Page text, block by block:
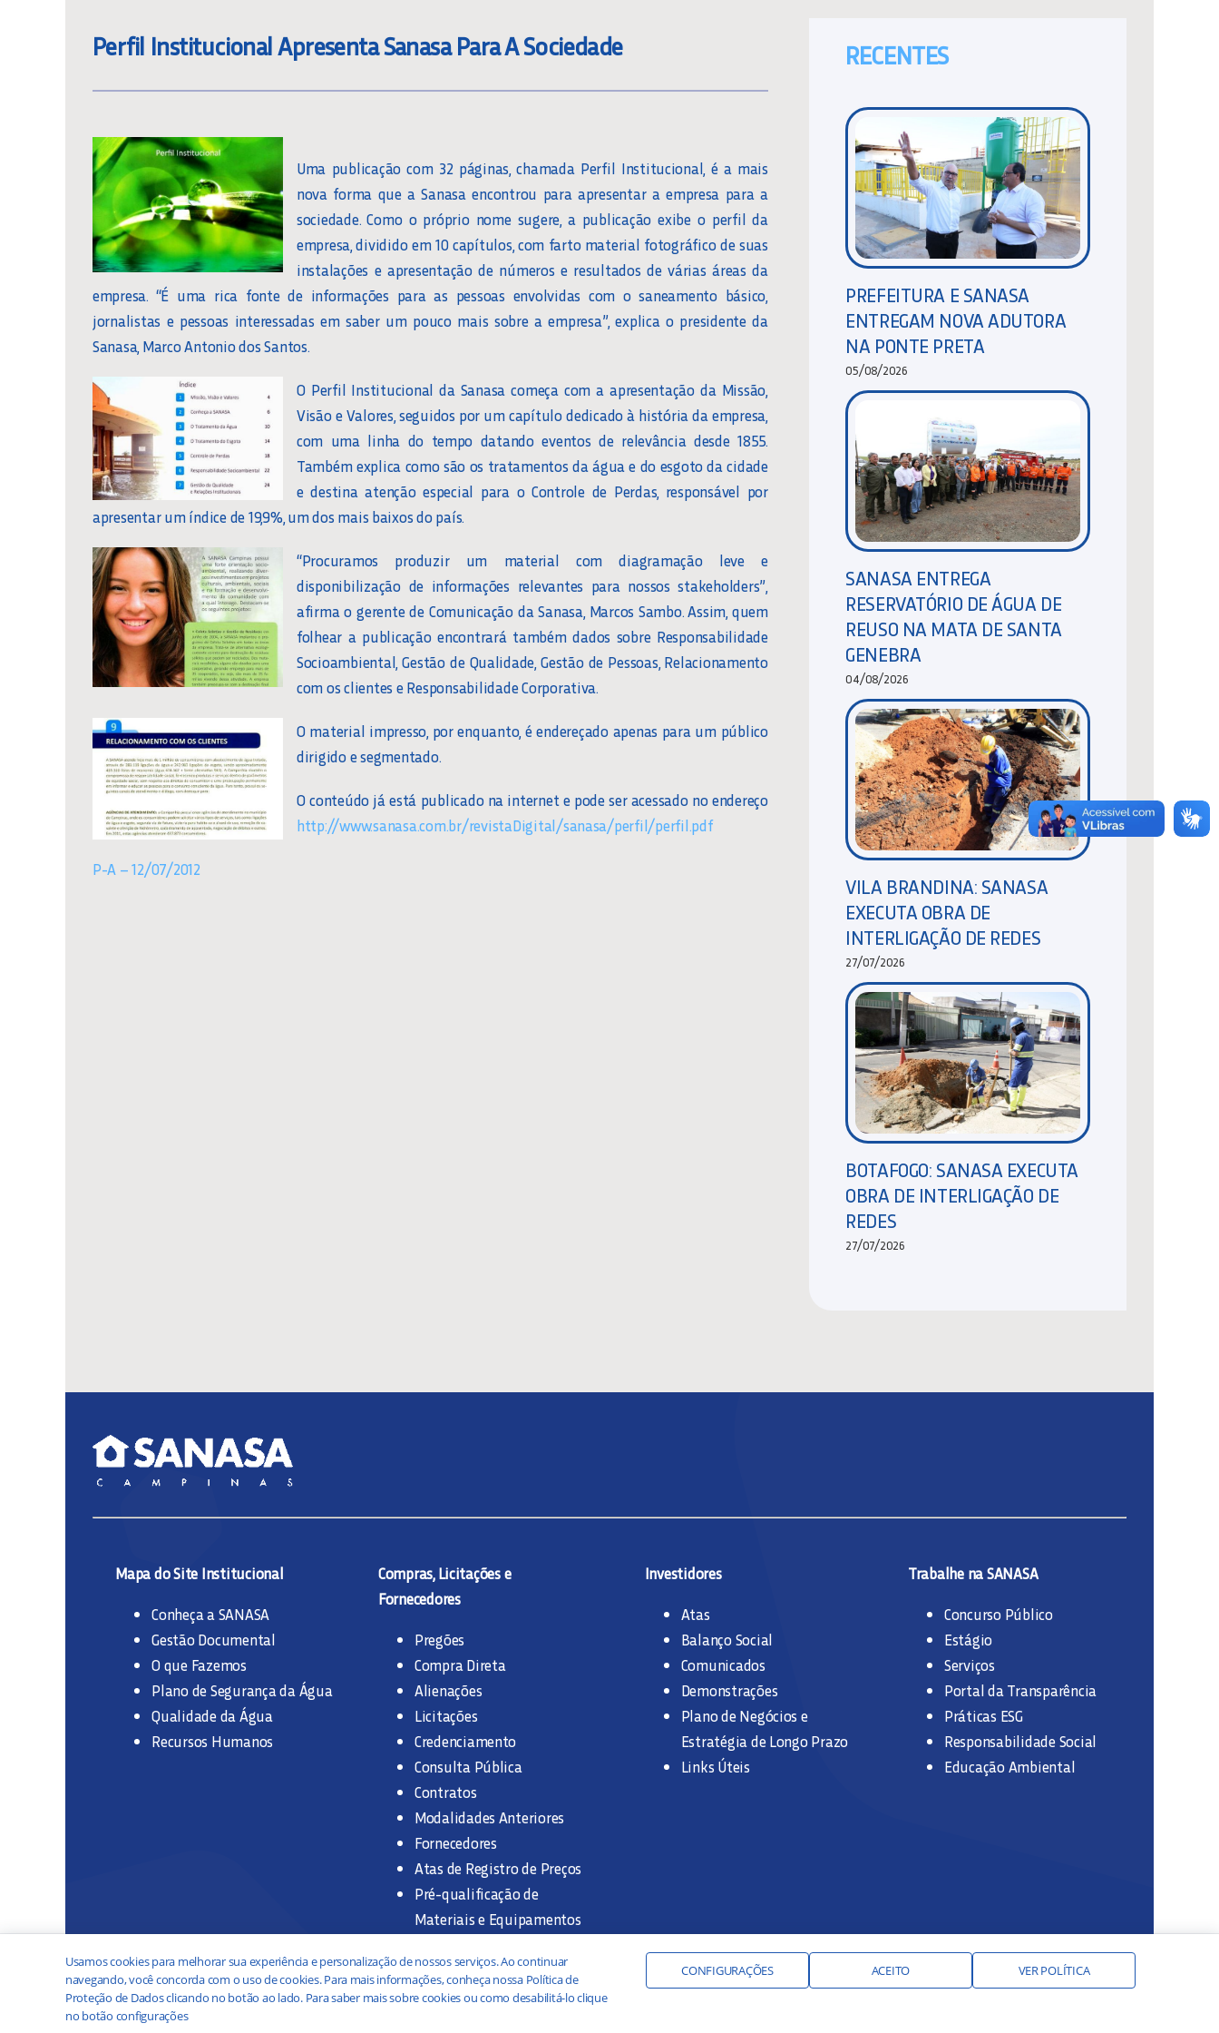
Perfil Institucional Apresenta Sanasa Para A Sociedade
Uma publicação com 32 páginas, chamada Perfil Institucional, é a mais
nova forma que a Sanasa encontrou para apresentar a empresa para a
sociedade. Como o próprio nome sugere, a publicação exibe o perfil da
empresa, dividido em 10 capítulos, com farto material fotográfico de suas
instalações e apresentação de números e resultados de várias áreas da
empresa. “É uma rica fonte de informações para as pessoas envolvidas com o saneamento básico,
jornalistas e pessoas interessadas em saber um pouco mais sobre a empresa”, explica o presidente da
Sanasa, Marco Antonio dos Santos.
O Perfil Institucional da Sanasa começa com a apresentação da Missão,
Visão e Valores, seguidos por um capítulo dedicado à história da empresa,
com uma linha do tempo datando eventos de relevância desde 1855.
Também explica como são os tratamentos da água e do esgoto da cidade
e destina atenção especial para o Controle de Perdas, responsável por
apresentar um índice de 19,9%, um dos mais baixos do país.
“Procuramos produzir um material com diagramação leve e
disponibilização de informações relevantes para nossos stakeholders”,
afirma o gerente de Comunicação da Sanasa, Marcos Sambo. Assim, quem
folhear a publicação encontrará também dados sobre Responsabilidade
Socioambiental, Gestão de Qualidade, Gestão de Pessoas, Relacionamento
com os clientes e Responsabilidade Corporativa.
O material impresso, por enquanto, é endereçado apenas para um público
dirigido e segmentado.
O conteúdo já está publicado na internet e pode ser acessado no endereço
http://www.sanasa.com.br/revistaDigital/sanasa/perfil/perfil.pdf
P-A – 12/07/2012
RECENTES
PREFEITURA E SANASA
ENTREGAM NOVA ADUTORA
NA PONTE PRETA
05/08/2026
SANASA ENTREGA
RESERVATÓRIO DE ÁGUA DE
REUSO NA MATA DE SANTA
GENEBRA
04/08/2026
VILA BRANDINA: SANASA
EXECUTA OBRA DE
INTERLIGAÇÃO DE REDES
27/07/2026
BOTAFOGO: SANASA EXECUTA
OBRA DE INTERLIGAÇÃO DE
REDES
27/07/2026
Mapa do Site Institucional
Conheça a SANASA
Gestão Documental
O que Fazemos
Plano de Segurança da Água
Qualidade da Água
Recursos Humanos
Compras, Licitações e
Fornecedores
Pregões
Compra Direta
Alienações
Licitações
Credenciamento
Consulta Pública
Contratos
Modalidades Anteriores
Fornecedores
Atas de Registro de Preços
Pré-qualificação de
Materiais e Equipamentos
Documentação Interna
Investidores
Atas
Balanço Social
Comunicados
Demonstrações
Plano de Negócios e
Estratégia de Longo Prazo
Links Úteis
Trabalhe na SANASA
Concurso Público
Estágio
Serviços
Portal da Transparência
Práticas ESG
Responsabilidade Social
Educação Ambiental
Usamos cookies para melhorar sua experiência e personalização de nossos serviços. Ao continuar
navegando, você concorda com o uso de cookies. Para mais informações, conheça nossa Política de
Proteção de Dados clicando no botão ao lado. Para saber mais sobre cookies ou como desabilitá-lo clique
no botão configurações
CONFIGURAÇÕES ACEITO VER POLÍTICA